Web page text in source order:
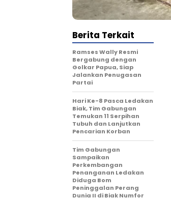
Berita Terkait
Ramses Wally Resmi
Bergabung dengan
Golkar Papua, Siap
Jalankan Penugasan
Partai
Hari Ke-8 Pasca Ledakan
Biak, Tim Gabungan
Temukan 11 Serpihan
Tubuh dan Lanjutkan
Pencarian Korban
Tim Gabungan
Sampaikan
Perkembangan
Penanganan Ledakan
Diduga Bom
Peninggalan Perang
Dunia II di Biak Numfor